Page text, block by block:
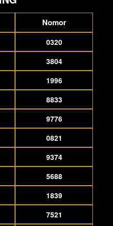
Nomor
0320
3804
1996
8833
9776
0821
9374
5688
1839
7521